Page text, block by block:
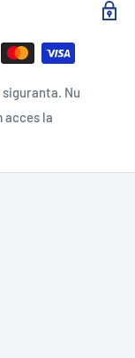
Nu
acces la